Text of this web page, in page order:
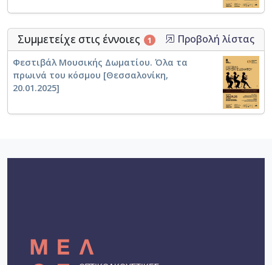
Συμμετείχε στις έννοιες 1 Προβολή λίστας
Φεστιβάλ Μουσικής Δωματίου. Όλα τα
πρωινά του κόσμου [Θεσσαλονίκη,
20.01.2025]